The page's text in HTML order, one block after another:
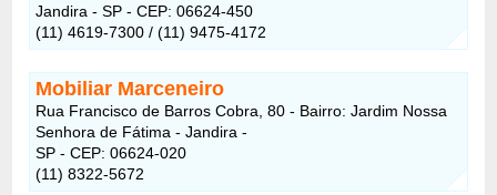
Jandira - SP - CEP: 06624-450
(11) 4619-7300 / (11) 9475-4172
Mobiliar Marceneiro
Rua Francisco de Barros Cobra, 80 - Bairro: Jardim Nossa
Senhora de Fátima - Jandira -
SP - CEP: 06624-020
(11) 8322-5672